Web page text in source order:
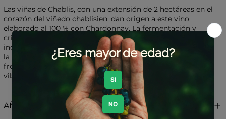
Las viñas de Chablis, con una extensión de 2 hectáreas en el
corazón del viñedo chablisien, dan origen a este vino
elaborado al 100 % con Chardonnay. La fermentación y
crianza se realizan íntegramente en depósitos de acero
inoxidable, con el fin de preservar la pureza varietal y
la tipicidad de la denominación. El resultado es un Chablis
fresco, potente y persistente, fiel a la identidad mineral y
vibrante de su terruño.
AÑADA